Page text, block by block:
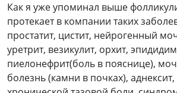
Как я уже упоминал выше
протекает в компании таких
простатит, цистит, нейрогенный
уретрит, везикулит, орхит,
пиелонефрит(боль в пояснице),
болезнь (камни в почках),